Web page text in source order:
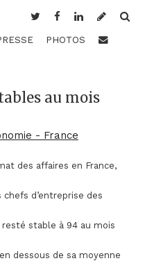
PHOTOS
au mois
- France
des affaires en France,
d’entreprise des
stable à 94 au mois
dessous de sa moyenne